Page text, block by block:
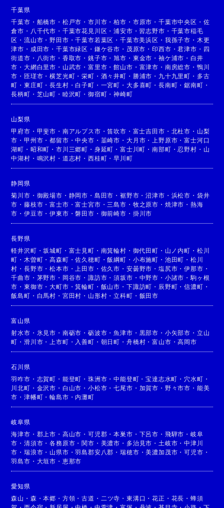
千葉県
千葉市 ・ 船橋市 ・ 松戸市 ・市川市 ・柏市 ・ 市原市 ・ 千葉市中央区 ・ 佐
倉市 ・ 八千代市 ・ 千葉市花見川区 ・浦安市 ・習志野市 ・ 千葉市稲毛
区 ・流山市 ・野田市 ・千葉市若葉区 ・千葉市美浜区 ・ 我孫子市 ・ 木更
津市 ・ 成田市 ・千葉市緑区 ・ 鎌ケ谷市 ・ 茂原市 ・印西市 ・君津市 ・ 四
街道市 ・ 八街市 ・ 香取市 ・銚子市 ・旭市 ・ 東金市 ・ 袖ケ浦市 ・ 白井
市 ・大網白里市 ・ 山武市 ・富里市 ・館山市 ・ 富津市 ・ 南房総市 ・ 鴨川
市 ・匝瑳市 ・横芝光町 ・栄町 ・ 酒々井町 ・ 勝浦市 ・ 九十九里町 ・ 多古
町 ・東庄町 ・長生村 ・ 白子町 ・ 一宮町 ・ 大多喜町 ・ 長南町 ・鋸南町 ・
長柄町 ・ 芝山町 ・ 睦沢町 ・御宿町 ・神崎町
山梨県
甲府市 ・ 甲斐市 ・ 南アルプス市 ・笛吹市 ・ 富士吉田市 ・ 北杜市 ・ 山梨
市 ・甲州市 ・都留市 ・中央市 ・ 韮崎市 ・ 大月市 ・ 上野原市 ・富士河口
湖町 ・ 昭和町 ・市川三郷町 ・ 身延町 ・富士川町 ・南部町 ・忍野村 ・ 山
中湖村 ・ 鳴沢村 ・ 道志村 ・西桂町 ・早川町
静岡県
菊川市 ・ 御殿場市 ・ 静岡市 ・ 島田市 ・裾野市 ・沼津市 ・ 浜松市 ・ 袋井
市 ・藤枝市 ・富士市 ・富士宮市 ・ 三島市 ・ 牧之原市 ・ 焼津市 ・ 熱海
市 ・伊豆市 ・伊東市 ・磐田市 ・ 御前崎市 ・ 掛川市
長野県
軽井沢町 ・坂城町 ・ 富士見町 ・ 南箕輪村 ・ 御代田町 ・ 山ノ内町 ・ 松川
町 ・ 木曽町 ・高森町 ・佐久穂町 ・飯綱町 ・ 小布施町 ・ 池田町 ・ 松川
村 ・長野市 ・松本市 ・ 上田市 ・ 佐久市 ・ 安曇野市 ・ 塩尻市 ・伊那市 ・
千曲市 ・ 茅野市 ・ 岡谷市 ・諏訪市 ・須坂市 ・ 中野市 ・ 小諸市 ・ 駒ヶ根
市 ・東御市 ・大町市 ・箕輪町 ・ 飯山市 ・ 下諏訪町 ・ 辰野町 ・信濃町 ・
飯島町 ・ 白馬村 ・ 宮田村 ・ 山形村 ・立科町 ・ 飯田市
富山県
射水市 ・ 氷見市 ・ 南砺市 ・砺波市 ・魚津市 ・ 黒部市 ・ 小矢部市 ・ 立山
町 ・滑川市 ・ 上市町 ・ 入善町 ・ 朝日町 ・ 舟橋村 ・富山市 ・高岡市
石川県
羽咋市 ・ 志賀町 ・ 能登町 ・珠洲市 ・中能登町 ・宝達志水町 ・ 穴水町 ・
川北町 ・ 金沢市 ・ 白山市 ・小松市 ・七尾市 ・ 加賀市 ・ 野々市市 ・ 能美
市 ・津幡町 ・輪島市 ・ 内灘町
岐阜県
海津市 ・ 郡上市 ・ 高山市 ・可児郡 ・本巣市 ・ 下呂市 ・ 飛騨市 ・ 岐阜
市 ・清須市 ・各務原市 ・関市 ・ 美濃市 ・ 多治見市 ・ 土岐市 ・中津川
市 ・瑞浪市 ・ 山県市 ・羽島郡安八郡 ・瑞穂市 ・美濃加茂市 ・可児市 ・
羽島市 ・ 大垣市 ・ 恵那市
愛知県
森山 ・ 森 ・本郷 ・ 方領 ・古道 ・ 二ツ寺 ・ 東溝口 ・花正 ・ 花長 ・ 蜂須